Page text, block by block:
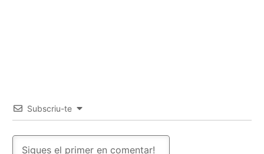
Subscriu-te